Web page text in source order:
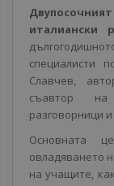
италиански
специалисти
Славчев,
съавтор на
разговорници
Основната
овладяването
на учащите,